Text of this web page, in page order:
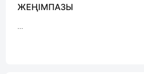
ЖЕҢІМПАЗЫ
...